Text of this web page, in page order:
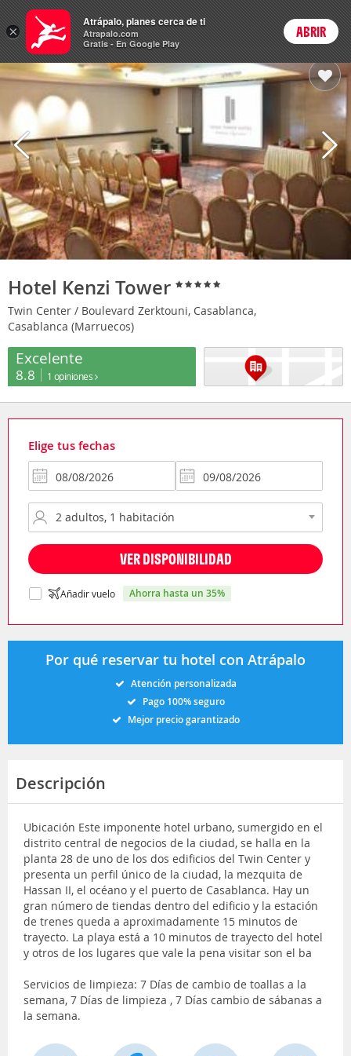
Hoteles Login
Hotel Kenzi Tower
Twin Center / Boulevard Zerktouni, Casablanca,
Casablanca (Marruecos)
Excelente
8.8 1 opiniones
Elige tus fechas
VER DISPONIBILIDAD
Añadir vuelo ahorra hasta un 35%
Por qué reservar tu hotel con Atrápalo
Atención personalizada
Pago 100% seguro
Mejor precio garantizado
Descripción
Ubicación Este imponente hotel urbano, sumergido en el
distrito central de negocios de la ciudad, se halla en la
planta 28 de uno de los dos edificios del Twin Center y
presenta un perfil único de la ciudad, la mezquita de
Hassan II, el océano y el puerto de Casablanca. Hay un
gran número de tiendas dentro del edificio y la estación
de trenes queda a aproximadamente 15 minutos de
trayecto. La playa está a 10 minutos de trayecto del hotel
y otros de los lugares que vale la pena visitar son el ba
Servicios de limpieza: 7 Días de cambio de toallas a la
semana, 7 Días de limpieza , 7 Días cambio de sábanas a
la semana.
×
Atrápalo, planes cerca de ti
Atrapalo.com
Gratis - En Google Play
ABRIR